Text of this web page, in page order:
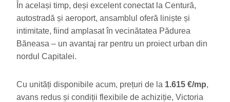
În același timp, deși excelent conectat la Centură,
autostradă și aeroport, ansamblul oferă liniște și
intimitate, fiind amplasat în vecinătatea Pădurea
Băneasa – un avantaj rar pentru un proiect urban din
nordul Capitalei.
Cu unități disponibile acum, prețuri de la 1.615 €/mp,
avans redus și condiții flexibile de achiziție, Victoria